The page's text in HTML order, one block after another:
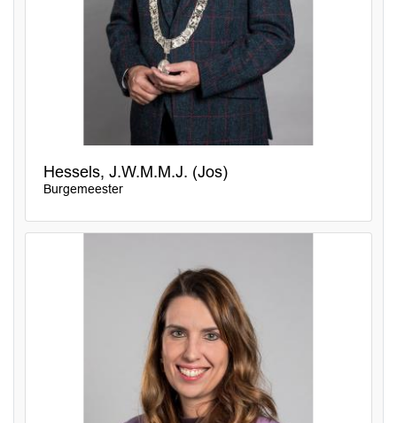
Hessels, J.W.M.M.J. (Jos)
Burgemeester